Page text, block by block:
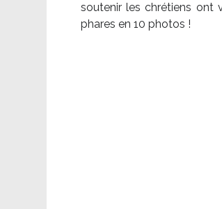
soutenir les chrétiens ont
phares en 10 photos !